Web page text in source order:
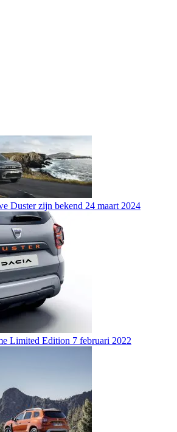
Duster zijn bekend 24 maart 2024
Limited Edition 7 februari 2022